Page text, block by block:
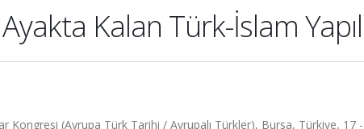
Kalan Türk-İslam
Kongresi (Avrupa Türk Tarihi / Avrupalı Türkler), Bursa, Türkiye, 17